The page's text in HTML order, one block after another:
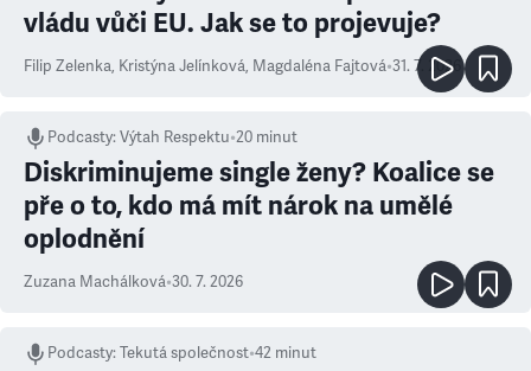
vládu vůči EU. Jak se to projevuje?
Filip Zelenka, Kristýna Jelínková, Magdaléna Fajtová•31. 7. 2026
Podcasty:Výtah Respektu•20 minut
Diskriminujeme single ženy? Koalice se
pře o to, kdo má mít nárok na umělé
oplodnění
Zuzana Machálková•30. 7. 2026
Podcasty:Tekutá společnost•42 minut